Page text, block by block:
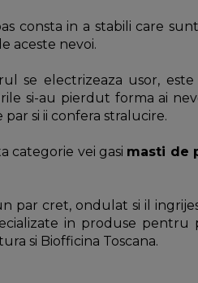
consta in a stabili care
aceste nevoi.
se electrizeaza usor,
si-au pierdut forma ai
si ii confera stralucire.
categorie vei gasi masti de
par cret, ondulat si il
in produse pentru
si Biofficina Toscana.